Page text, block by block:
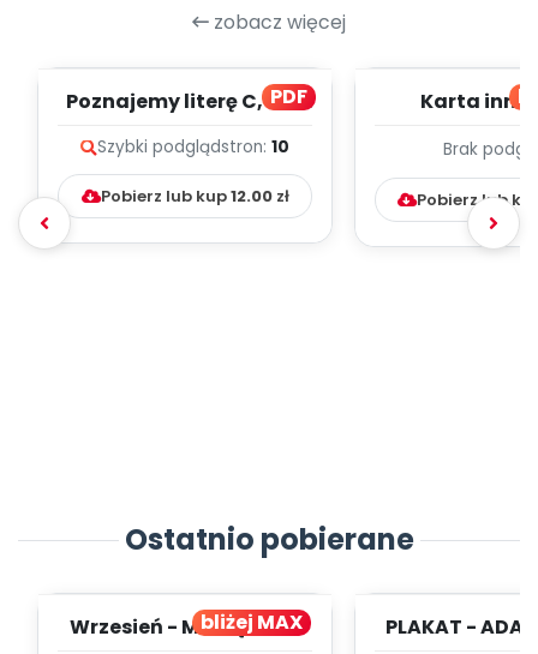
zobacz więcej
PDF
Poznajemy literę C, cz. 1
Szybki podglądstron: 10
Pobierz lub kup12.00zł
Karta
Brak
Pobierz lub
Ostatnio pobierane
bliżej MAX
Wrzesień - MIESIĘCZNY
PLAKAT -